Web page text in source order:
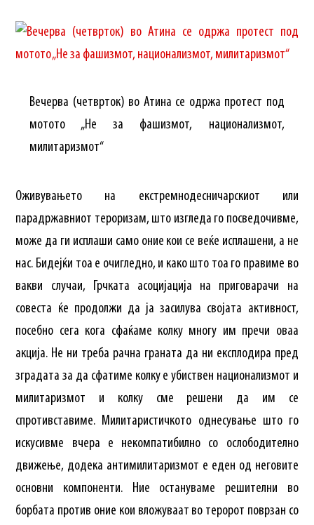
Вечерва (четврток) во Атина се одржа протест под
мотото „Не за фашизмот, национализмот,
милитаризмот“
Оживувањето на екстремнодесничарскиот или
парадржавниот тероризам, што изгледа го посведочивме,
може да ги исплаши само оние кои се веќе исплашени, а не
нас. Бидејќи тоа е очигледно, и како што тоа го правиме во
вакви случаи, Грчката асоцијација на приговарачи на
совеста ќе продолжи да ја засилува својата активност,
посебно сега кога сфаќаме колку многу им пречи оваа
акција. Не ни треба рачна граната да ни експлодира пред
зградата за да сфатиме колку е убиствен национализмот и
милитаризмот и колку сме решени да им се
спротивставиме. Милитаристичкото однесување што го
искусивме вчера е некомпатибилно со ослободително
движење, додека антимилитаризмот е еден од неговите
основни компоненти. Ние остануваме решителни во
борбата против оние кои вложуваат во теророт поврзан со